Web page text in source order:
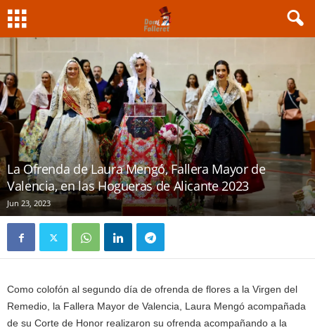
La Ofrenda de Laura Mengó, Fallera Mayor de
Valencia, en las Hogueras de Alicante 2023
Jun 23, 2023
Como colofón al segundo día de ofrenda de flores a la Virgen del
Remedio, la Fallera Mayor de Valencia, Laura Mengó acompañada
de su Corte de Honor realizaron su ofrenda acompañando a la